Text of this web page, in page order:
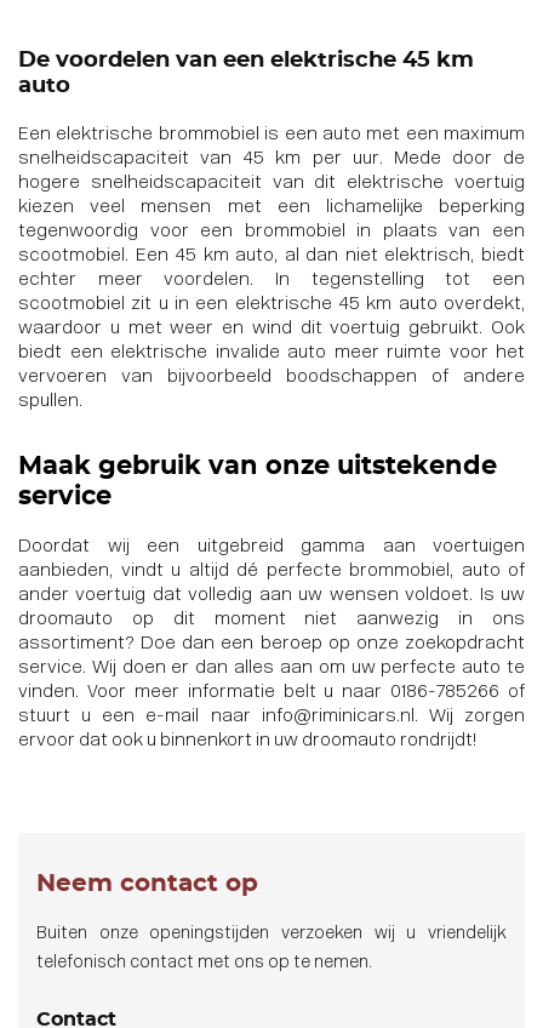
De voordelen van een elektrische 45 km
auto
Een elektrische brommobiel is een auto met een maximum
snelheidscapaciteit van 45 km per uur. Mede door de
hogere snelheidscapaciteit van dit elektrische voertuig
kiezen veel mensen met een lichamelijke beperking
tegenwoordig voor een brommobiel in plaats van een
scootmobiel. Een 45 km auto, al dan niet elektrisch, biedt
echter meer voordelen. In tegenstelling tot een
scootmobiel zit u in een elektrische 45 km auto overdekt,
waardoor u met weer en wind dit voertuig gebruikt. Ook
biedt een elektrische invalide auto meer ruimte voor het
vervoeren van bijvoorbeeld boodschappen of andere
spullen.
Maak gebruik van onze uitstekende
service
Doordat wij een uitgebreid gamma aan voertuigen
aanbieden, vindt u altijd dé perfecte brommobiel, auto of
ander voertuig dat volledig aan uw wensen voldoet. Is uw
droomauto op dit moment niet aanwezig in ons
assortiment? Doe dan een beroep op onze zoekopdracht
service. Wij doen er dan alles aan om uw perfecte auto te
vinden. Voor meer informatie belt u naar 0186-785266 of
stuurt u een e-mail naar info@riminicars.nl . Wij zorgen
ervoor dat ook u binnenkort in uw droomauto rondrijdt!
Neem contact op
Buiten onze openingstijden verzoeken wij u vriendelijk
telefonisch contact met ons op te nemen.
Contact